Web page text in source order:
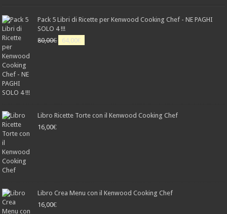
Pack 5 Libri di Ricette per Kenwood Cooking Chef - NE PAGHI
SOLO 4 !!!
80,00€ 64,00€
Libro Ricette Torte con il Kenwood Cooking Chef
16,00€
Libro Crea Menu con il Kenwood Cooking Chef
16,00€